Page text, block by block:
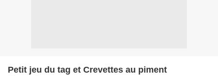
Petit jeu du tag et Crevettes au piment